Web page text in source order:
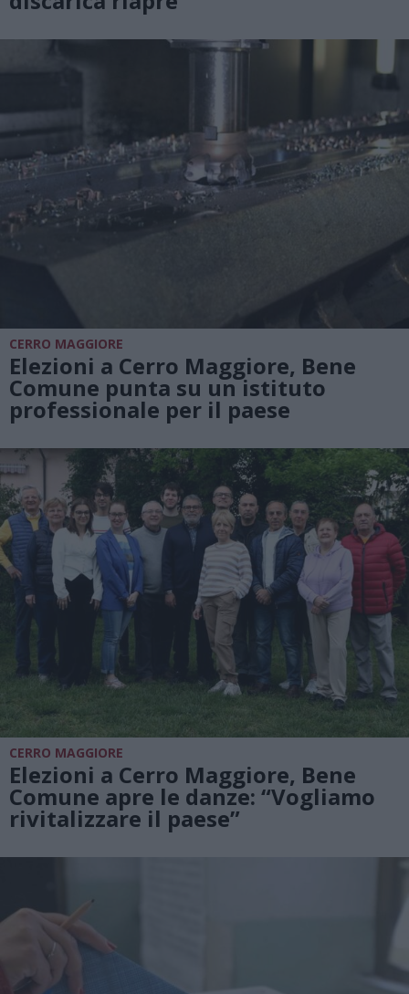
CERRO MAGGIORE
Elezioni a Cerro Maggiore, Bene
Comune punta su un istituto
professionale per il paese
CERRO MAGGIORE
Elezioni a Cerro Maggiore, Bene
Comune apre le danze: “Vogliamo
rivitalizzare il paese”